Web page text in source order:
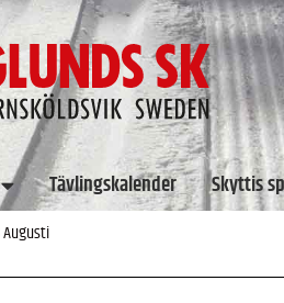
Tävlingskalender Skyttis
Augusti